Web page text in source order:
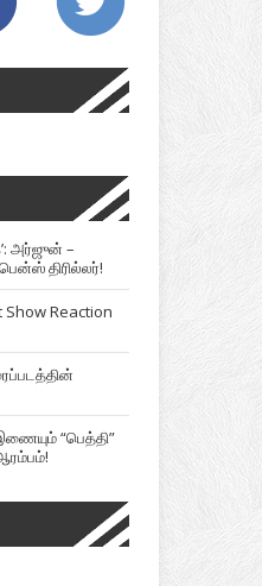
அர்ஜுன் –
திரில்லர்!
Reaction
“பெத்தி”